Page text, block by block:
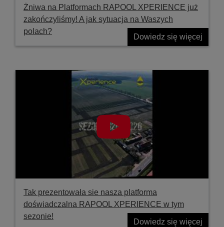
Żniwa na Platformach RAPOOL XPERIENCE już
zakończyliśmy! A jak sytuacja na Waszych
polach?
Dowiedz się więcej
Tak prezentowała sie nasza platforma
doświadczalna RAPOOL XPERIENCE w tym
sezonie!
Dowiedz się więcej